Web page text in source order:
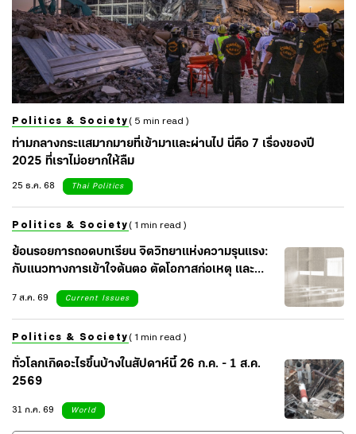
Politics & Society ( 5 min read )
ท่ามกลางกระแสมากมายที่เข้ามาและผ่านไป นี่คือ 7 เรื่องของปี
2025 ที่เราไม่อยากให้ลืม
25 ธ.ค. 68
Thai Politics
Politics & Society ( 1 min read )
ย้อนรอยการถอดบทเรียน จิตวิทยาแห่งความรุนแรง:
กับแนวทางการเข้าใจต้นตอ ตัดโอกาสก่อเหตุ และ
เยียวยาจิตใจสังคม
7 ส.ค. 69 Current Issues
Politics & Society ( 1 min read )
ทั่วโลกเกิดอะไรขึ้นบ้างในสัปดาห์นี้ 26 ก.ค. - 1 ส.ค.
2569
31 ก.ค. 69
World